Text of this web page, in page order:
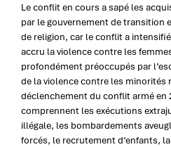
Le conflit en cours a sapé les
par le gouvernement de transition
de religion, car le conflit a
accru la violence contre les
profondément préoccupés par
de la violence contre les minorités
déclenchement du conflit armé en
comprennent les exécutions
illégale, les bombardements
forcés, le recrutement d’enfants,